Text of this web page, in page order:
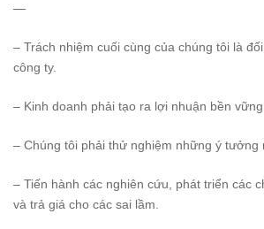
—
– Trách nhiệm cuối cùng của chúng tôi là
công ty.
– Kinh doanh phải tạo ra lợi nhuận bền vững.
– Chúng tôi phải thử nghiệm những ý tưởng
– Tiến hành các nghiên cứu, phát triển các
và trả giá cho các sai lầm.